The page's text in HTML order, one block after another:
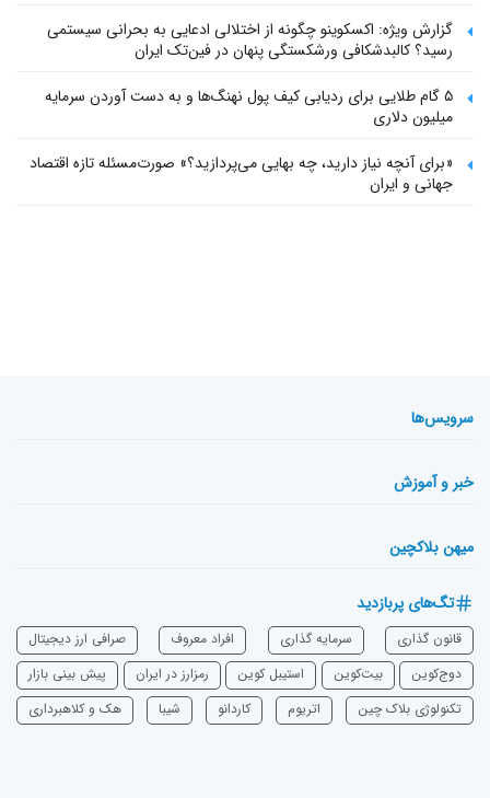
گزارش ویژه: اکسکوینو چگونه از اختلالی ادعایی به بحرانی سیستمی
رسید؟ کالبدشکافی ورشکستگی پنهان در فین‌تک ایران
۵ گام طلایی برای ردیابی کیف پول‌ نهنگ‌ها و به دست آوردن سرمایه
میلیون دلاری
«برای آنچه نیاز دارید، چه بهایی می‌پردازید؟» صورت‌مسئله تازه اقتصاد
جهانی و ایران
سرویس‌ها
خبر و آموزش
میهن بلاکچین
تگ‌های پربازدید
قانون گذاری سرمایه‌ گذاری افراد معروف
صرافی ارز دیجیتال
دوج‌کوین
بیت‌کوین استیبل کوین رمزارز در ایران
پیش بینی بازار
تکنولوژی بلاک چین
اتریوم ‌کاردانو شیبا هک و کلاهبرداری